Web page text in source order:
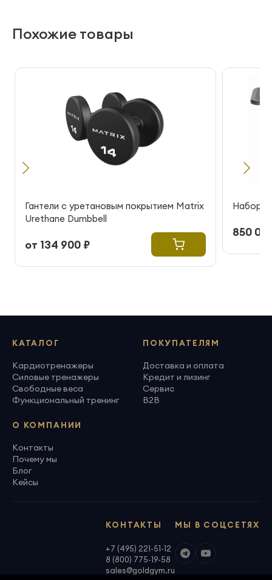
Похожие товары
Гантели с уретановым покрытием Matrix
Urethane Dumbbell
от 134 900 ₽
Набор
850
КАТАЛОГ
Кардиотренажеры
Силовые тренажеры
Свободные веса
Функциональный тренинг
ПОКУПАТЕЛЯМ
Доставка и оплата
Кредит и лизинг
Сервис
B2B
О КОМПАНИИ
Контакты
Почему мы
Блог
Кейсы
МЫ В СОЦСЕТЯХ
КОНТАКТЫ
+7 (495) 221-51-12
8 (800) 775-19-58
sales@goldgym.ru